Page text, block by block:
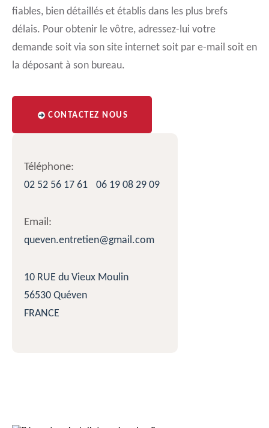
fiables, bien détaillés et établis dans les plus brefs
délais. Pour obtenir le vôtre, adressez-lui votre
demande soit via son site internet soit par e-mail soit en
la déposant à son bureau.
CONTACTEZ NOUS
Téléphone:
02 52 56 17 61
06 19 08 29 09
Email:
queven.entretien@gmail.com
10 RUE du Vieux Moulin
56530 Quéven
FRANCE